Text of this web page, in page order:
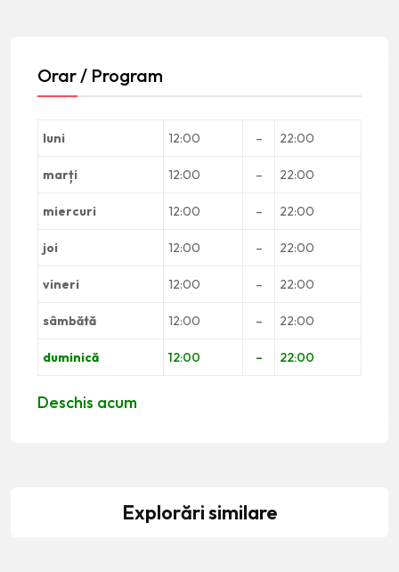
Orar / Program
luni 12:00 – 22:00
marți 12:00 – 22:00
miercuri 12:00 – 22:00
joi 12:00 – 22:00
vineri 12:00 – 22:00
sâmbătă 12:00 – 22:00
duminică 12:00 – 22:00
Deschis acum
Explorări similare